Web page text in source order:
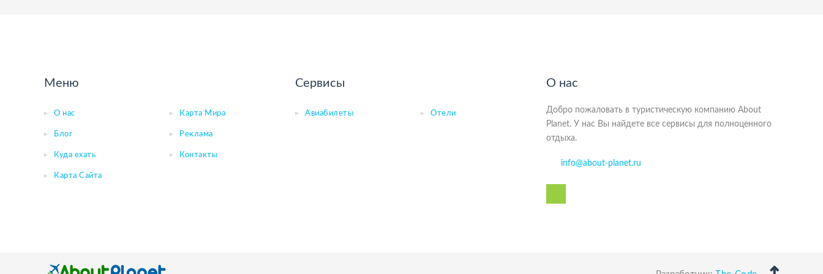
Меню
О нас Карта Мира
Блог Реклама
Куда ехать Контакты
Карта Сайта
Сервисы
Авиабилеты Отели
О нас
Добро пожаловать в туристическую компанию About
Planet. У нас Вы найдете все сервисы для полноценного
отдыха.
info@about-planet.ru